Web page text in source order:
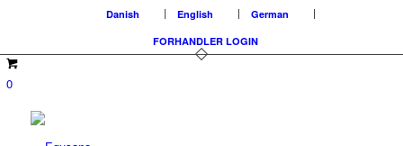
Danish English
German
FORHANDLER LOGIN
0